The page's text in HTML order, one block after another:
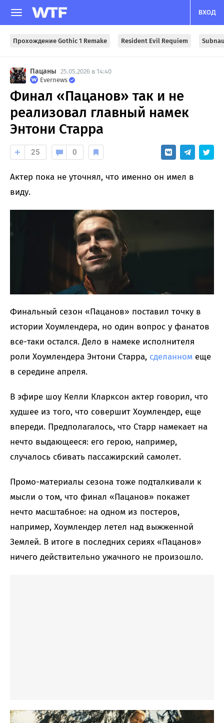
ВХОД
Прохождение Gothic 1 Remake Resident Evil Requiem
Пацаны 25.05.2026 в 14:40
Evernews
Финал «Пацанов» так и не
реализовал главный намек
Энтони Старра
25 0
Актер пока не уточнял, что именно он имел в
виду.
Финальный сезон «Пацанов» поставил точку в
истории Хоумлендера, но один вопрос у фанатов
все-таки остался. Дело в намеке исполнителя
роли Хоумлендера Энтони Старра, сделанном еще
в середине апреля.
В эфире шоу Келли Кларксон актер говорил, что
худшее из того, что совершит Хоумлендер, еще
впереди. Предполагалось, что Старр намекает на
нечто выдающееся: его герою, например,
случалось сбивать пассажирский самолет.
Промо-материалы сезона тоже подталкивали к
мысли о том, что финал «Пацанов» покажет
нечто масштабное: на одном из постеров,
например, Хоумлендер летел над выжженной
Землей. В итоге в последних сериях «Пацанов»
ничего действительно ужачного не произошло.